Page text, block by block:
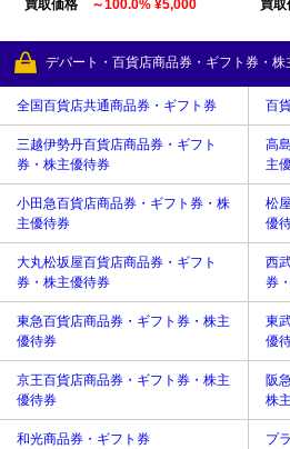
買取価格 ～100.0% ¥5,000 買取
デパート・百貨店商品券・ギフト券・株
全国百貨店共通商品券・ギフト券 百
三越伊勢丹百貨店商品券・ギフト
券・株主優待券
高
主
小田急百貨店商品券・ギフト券・株
主優待券
松
優
大丸松坂屋百貨店商品券・ギフト
券・株主優待券
西
券
東急百貨店商品券・ギフト券・株主
優待券
東
優
京王百貨店商品券・ギフト券・株主
優待券
阪
株
和光商品券・ギフト券 プ